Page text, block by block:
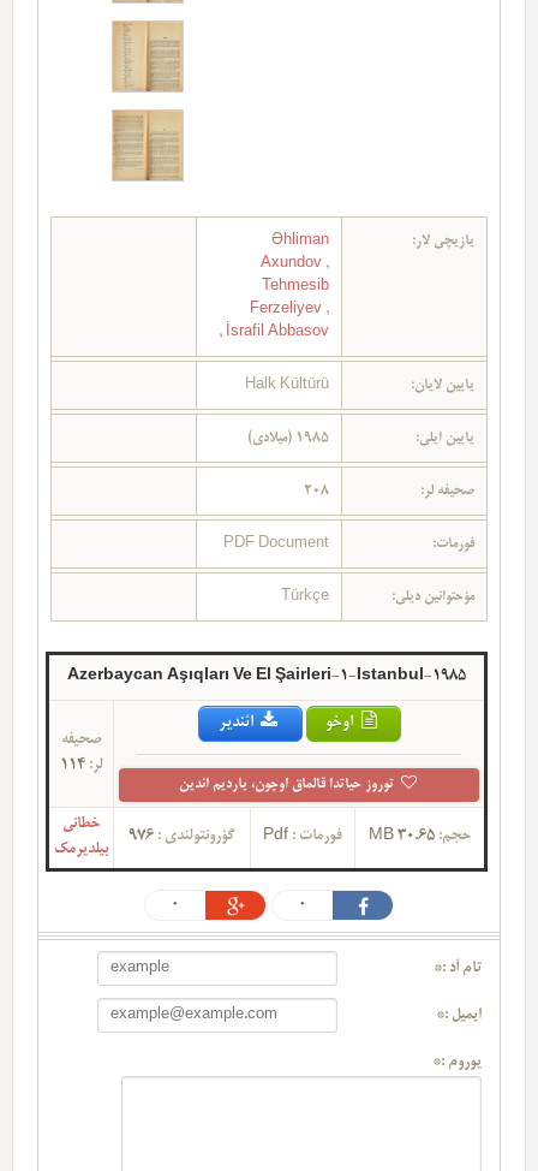
یازیچی لار:
Əhliman
Axundov ,
Tehmesib
Ferzeliyev ,
İsrafil Abbasov
,
یایین لایان: Halk Kültürü
یایین ایلی: 1985 (میلادی)
صحیفه لر: 208
فورمات: PDF Document
مؤحتوانین دیلی: Türkçe
Azerbaycan Aşıqları Ve El Şairleri-1-Istanbul-1985
اوخو ائندیر
توروز حیاتدا قالماق اوچون، یاردیم ائدین
صحیفه
لر: 114
حجم: 30.65 MB فورمات : Pdf گؤرونتولندی : 976
خطانی
بیلدیرمک
0
0
تام آد :*
ایمیل :*
یوروم :*